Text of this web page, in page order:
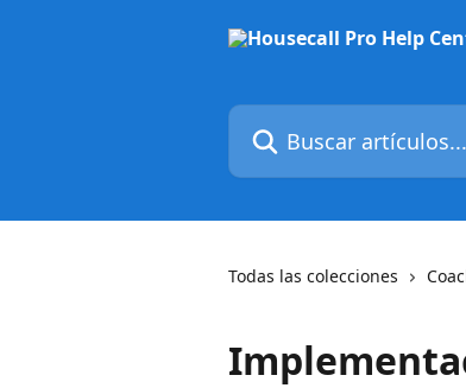
Buscar artículos...
Todas las colecciones